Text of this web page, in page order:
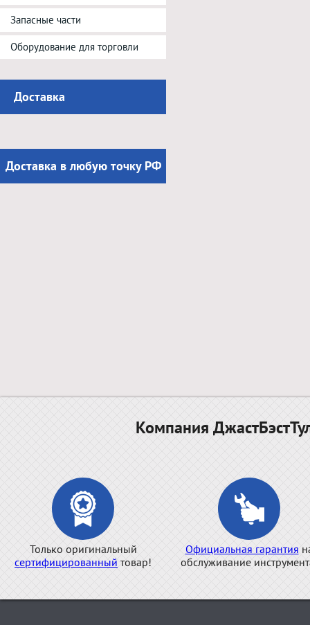
Запасные части
Оборудование для торговли
Доставка
Доставка в любую точку РФ
Компания
Только оригинальный
сертифицированный товар!
Официальная гарантия
обслуживание